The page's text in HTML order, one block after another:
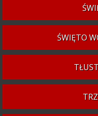
ŚWIĘTO